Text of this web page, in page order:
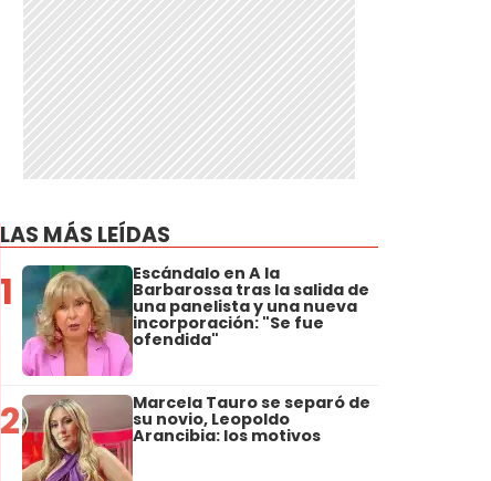
LAS MÁS LEÍDAS
1 Escándalo en A la
Barbarossa tras la salida de
una panelista y una nueva
incorporación: "Se fue
ofendida"
2 Marcela Tauro se separó de
su novio, Leopoldo
Arancibia: los motivos